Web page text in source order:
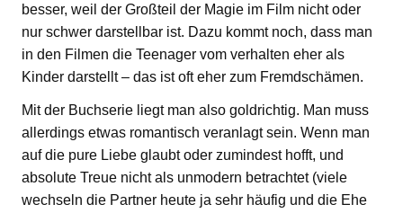
besser, weil der Großteil der Magie im Film nicht oder
nur schwer darstellbar ist. Dazu kommt noch, dass man
in den Filmen die Teenager vom verhalten eher als
Kinder darstellt – das ist oft eher zum Fremdschämen.
Mit der Buchserie liegt man also goldrichtig. Man muss
allerdings etwas romantisch veranlagt sein. Wenn man
auf die pure Liebe glaubt oder zumindest hofft, und
absolute Treue nicht als unmodern betrachtet (viele
wechseln die Partner heute ja sehr häufig und die Ehe